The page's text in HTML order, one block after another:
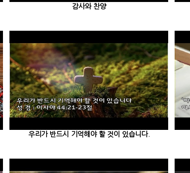
감사와 찬양
우리가 반드시 기억해야 할 것이 있습니다.